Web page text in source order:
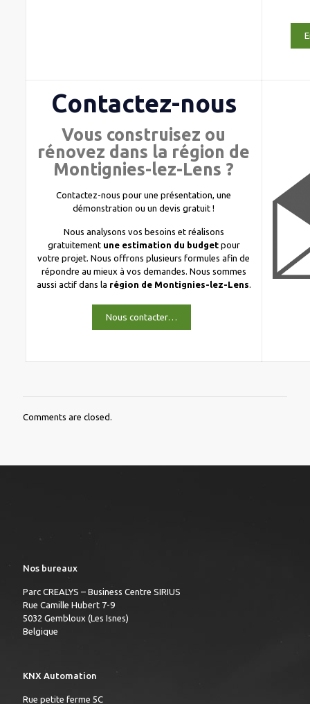
Contactez-nous
Vous construisez ou
rénovez dans la région de
Montignies-lez-Lens ?
Contactez-nous pour une présentation, une
démonstration ou un devis gratuit !
Nous analysons vos besoins et réalisons
gratuitement une estimation du budgetpour
votre projet. Nous offrons plusieurs formules afin de
répondre au mieux à vos demandes. Nous sommes
aussi actif dans la région de Montignies-lez-Lens.
Nous contacter…
Comments are closed.
Nos bureaux
Parc CREALYS – Business Centre SIRIUS
Rue Camille Hubert 7-9
5032 Gembloux (Les Isnes)
Belgique
KNX Automation
Rue petite ferme 5C